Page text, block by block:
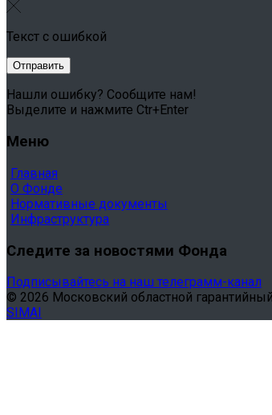
Текст с ошибкой
Нашли ошибку? Сообщите нам!
Выделите и нажмите Ctr+Enter
Меню
Главная
О Фонде
Нормативные документы
Инфраструктура
Следите за новостями Фонда
Подписывайтесь на наш телеграмм-канал
© 2026 Московский областной
SIMAI